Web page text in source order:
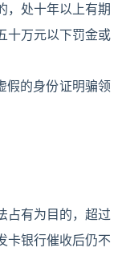
，处十年以上有期
十万元以下罚金或
假的身份证明骗领
占有为目的，超过
卡银行催收后仍不